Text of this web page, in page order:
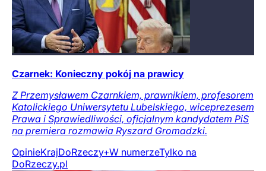
Czarnek: Konieczny pokój na prawicy
Z Przemysławem Czarnkiem, prawnikiem, profesorem
Katolickiego Uniwersytetu Lubelskiego, wiceprezesem
Prawa i Sprawiedliwości, oficjalnym kandydatem PiS
na premiera rozmawia Ryszard Gromadzki.
OpinieKrajDoRzeczy+W numerzeTylko na
DoRzeczy.pl